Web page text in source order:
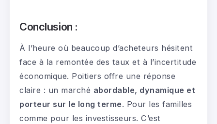
Conclusion :
À l’heure où beaucoup d’acheteurs hésitent
face à la remontée des taux et à l’incertitude
économique. Poitiers offre une réponse
claire : un marché abordable, dynamique et
porteur sur le long terme. Pour les familles
comme pour les investisseurs. C’est